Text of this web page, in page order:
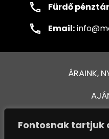
Fontosnak tartjuk
Fürdő
Email:
ÁRAINK,